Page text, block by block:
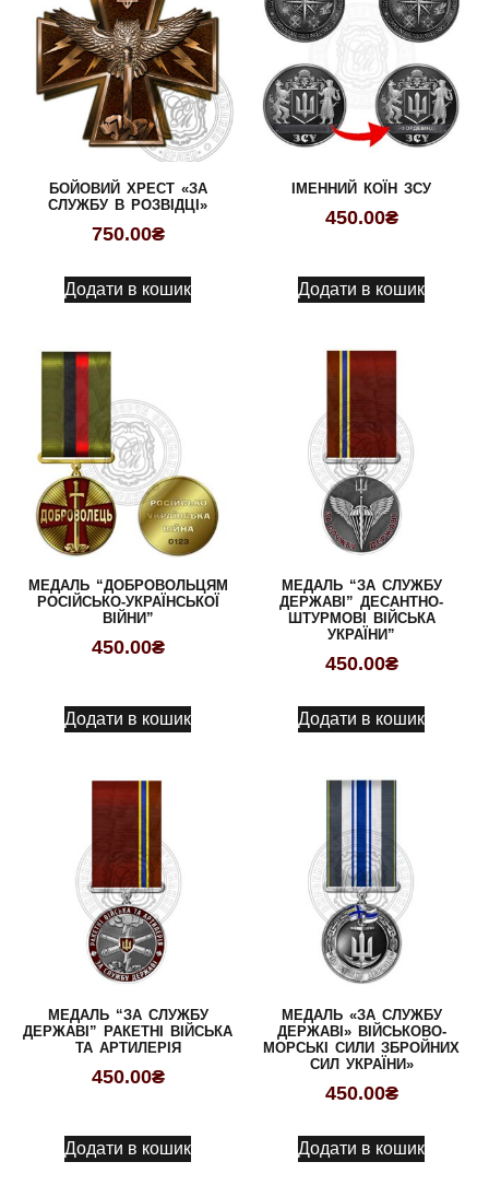
БОЙОВИЙ ХРЕСТ «ЗА
СЛУЖБУ В РОЗВІДЦІ»
750.00₴
Додати в кошик
ІМЕННИЙ КОЇН ЗСУ
450.00₴
Додати в кошик
МЕДАЛЬ “ДОБРОВОЛЬЦЯМ
РОСІЙСЬКО-УКРАЇНСЬКОЇ
ВІЙНИ”
450.00₴
Додати в кошик
МЕДАЛЬ “ЗА СЛУЖБУ
ДЕРЖАВІ” ДЕСАНТНО-
ШТУРМОВІ ВІЙСЬКА
УКРАЇНИ”
450.00₴
Додати в кошик
МЕДАЛЬ “ЗА СЛУЖБУ
ДЕРЖАВІ” РАКЕТНІ ВІЙСЬКА
ТА АРТИЛЕРІЯ
450.00₴
Додати в кошик
МЕДАЛЬ «ЗА СЛУЖБУ
ДЕРЖАВІ» ВІЙСЬКОВО-
МОРСЬКІ СИЛИ ЗБРОЙНИХ
СИЛ УКРАЇНИ»
450.00₴
Додати в кошик